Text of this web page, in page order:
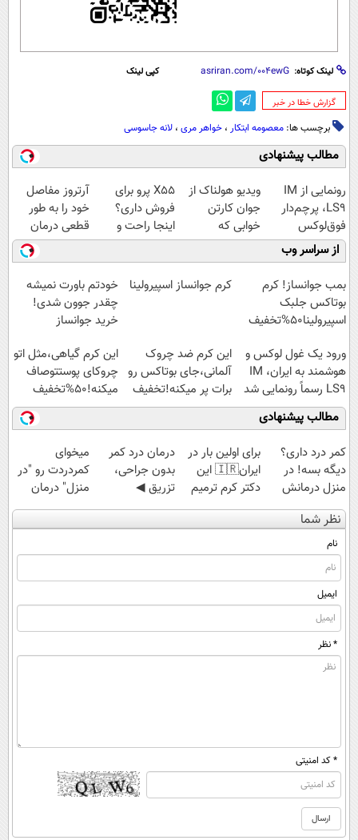
لینک کوتاه: کپی لینک
‌گزارش خطا در خبر
برچسب ها: معصومه ابتکار ، خواهر مری ، لانه جاسوسی
مطالب پیشنهادی
رونمایی از IM
LS9، پرچم‌دار
فوق‌لوکس
EREV وارد بازار
ایران شد
ویدیو هولناک از
جوان کارتن
خوابی که
میلیاردر شد.
آموزش رایگان
X55 پرو برای
فروش داری؟
اینجا راحت و
سریع بفروشش
آرتروز مفاصل
خود را به طور
قطعی درمان
کنید!
◗پرسش‌نامه◖
از سراسر وب
بمب جوانساز! کرم
بوتاکس جلبک
اسپیرولینا50%تخفیف
کرم جوانساز اسپیرولینا
خودتم باورت نمیشه
چقدر جوون شدی!
خرید جوانساز
ویژه
ورود یک غول لوکس و
هوشمند به ایران، IM
LS9 رسماً رونمایی شد
این کرم ضد چروک
آلمانی،جای بوتاکس رو
برات پر میکنه!تخفیف
تا امشب
این کرم گیاهی،مثل اتو
چروکای پوستتوصاف
میکنه!50%تخفیف
مطالب پیشنهادی
کمر درد داری؟
دیگه بسه! در
منزل درمانش
کن
(◀پرسش‌نامه)
برای اولین بار در
ایران🇮🇷 این
دکتر کرم ترمیم
کننده 23 روزه
ساخت!
درمان درد کمر
بدون جراحی،
تزریق ◀
پرسش‌نامه رو پر
کن ▶
میخوای
کمردردت رو "در
منزل" درمان
کنی؟ (◂فیلم +
◂پرسش‌نامه)
نظر شما
نام
ایمیل
* نظر
* کد امنیتی